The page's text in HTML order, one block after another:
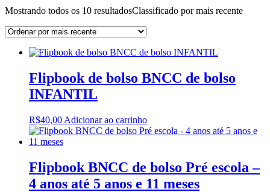
Mostrando todos os 10 resultadosClassificado por mais recente
Flipbook de bolso BNCC de bolso
INFANTIL
R$40,00 Adicionar ao carrinho
Flipbook BNCC de bolso Pré escola –
4 anos até 5 anos e 11 meses